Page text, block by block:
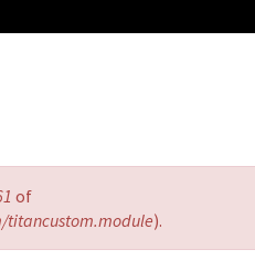
of
).